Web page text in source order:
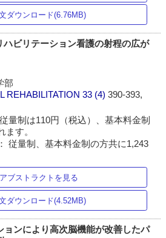
ダウンロード(6.76MB)
ハビリテーション看護の射程の広が
部
REHABILITATION 33 (4)390-393,
量制は110円（税込）、基本料金制
ます。
従量制、基本料金制の方共に1,243
アブストラクトを見る
ダウンロード(4.52MB)
ョンにより高次脳機能が改善したパ